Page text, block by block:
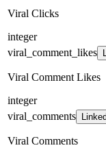
Viral Clicks
integer
viral_comment_likes
Viral Comment Likes
integer
viral_comments
Viral Comments